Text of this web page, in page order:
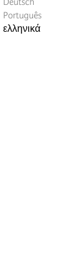
Português
ελληνικά